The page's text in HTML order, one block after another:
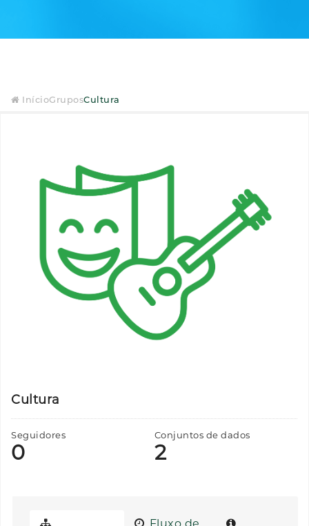
InícioGruposCultura
Cultura
Seguidores
0
Conjuntos de dados
2